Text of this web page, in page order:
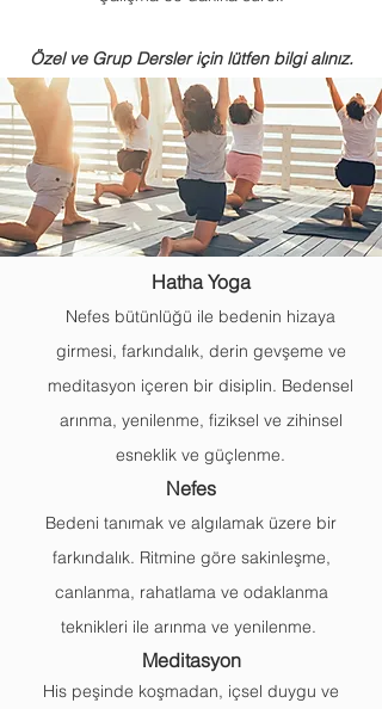
Özel ve Grup Dersler için lütfen bilgi alınız.
Hatha Yoga
Nefes bütünlüğü ile bedenin hizaya
girmesi, farkındalık, derin gevşeme ve
meditasyon içeren bir disiplin. Bedensel
arınma, yenilenme, fiziksel ve zihinsel
esneklik ve güçlenme.
Nefes
Bedeni tanımak ve algılamak üzere bir
farkındalık. Ritmine göre sakinleşme,
canlanma, rahatlama ve odaklanma
teknikleri ile arınma ve yenilenme.
Meditasyon
His peşinde koşmadan, içsel duygu ve